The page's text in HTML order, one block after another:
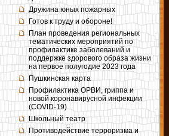
Дружина юных пожарных
Готов к труду и обороне!
План проведения региональных
тематических мероприятий по
профилактике заболеваний и
поддержке здорового образа жизни
на первое полугодие 2023 года
Пушкинская карта
Профилактика ОРВИ, гриппа и
новой коронавирусной инфекции
(COVID-19)
Школьный театр
Противодействие терроризма и